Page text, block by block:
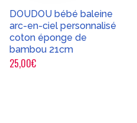
DOUDOU bébé baleine
arc-en-ciel personnalisé
coton éponge de
bambou 21cm
25,00€